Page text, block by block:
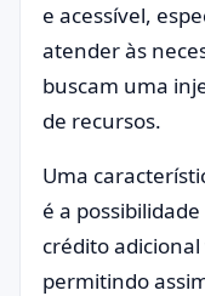
e acessível,
atender às
buscam uma
de recursos.
Uma
é a
crédito
permitindo